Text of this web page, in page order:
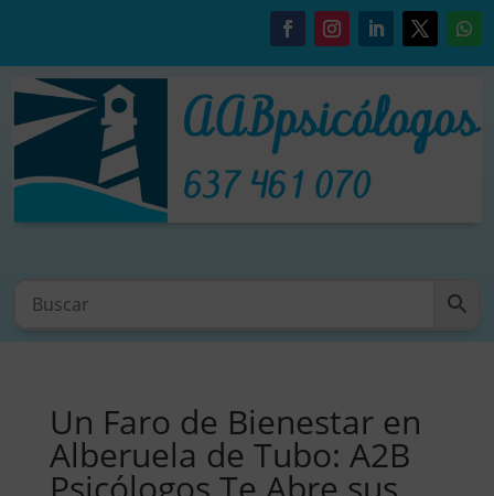
Un Faro de Bienestar en
Alberuela de Tubo: A2B